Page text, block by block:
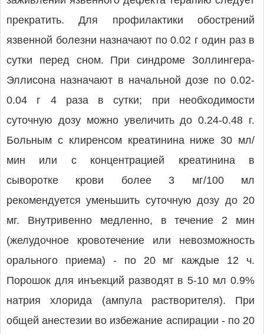
прекратить. Для профилактики обострений
язвенной болезни назначают по 0.02 г один раз в
сутки перед сном. При синдроме Золлингера-
Эллисона назначают в начальной дозе по 0.02-
0.04 г 4 раза в сутки; при необходимости
суточную дозу можно увеличить до 0.24-0.48 г.
Больным с клиренсом креатинина ниже 30 мл/
мин или с концентрацией креатинина в
сыворотке крови более 3 мг/100 мл
рекомендуется уменьшить суточную дозу до 20
мг. Внутривенно медленно, в течение 2 мин
(желудочное кровотечение или невозможность
орального приема) - по 20 мг каждые 12 ч.
Порошок для инъекций разводят в 5-10 мл 0.9%
натрия хлорида (ампула растворителя). При
общей анестезии во избежание аспирации - по 20